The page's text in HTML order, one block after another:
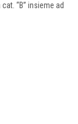
“B” insieme ad